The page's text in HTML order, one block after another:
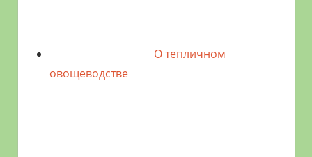
О тепличном
овощеводстве